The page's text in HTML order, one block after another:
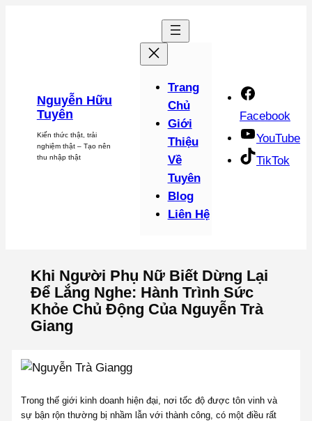
Nguyễn Hữu
Tuyên
Kiến thức thật, trải
nghiệm thật – Tạo nên
thu nhập thật
Trang
Chủ
Giới
Thiệu
Về
Tuyên
Blog
Liên Hệ
Facebook
YouTube
TikTok
Khi Người Phụ Nữ Biết Dừng Lại
Để Lắng Nghe: Hành Trình Sức
Khỏe Chủ Động Của Nguyễn Trà
Giang
Trong thế giới kinh doanh hiện đại, nơi tốc độ được tôn vinh và
sự bận rộn thường bị nhầm lẫn với thành công, có một điều rất